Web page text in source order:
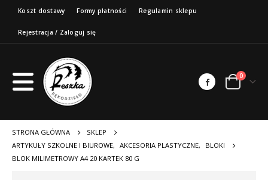
Koszt dostawy Formy płatności Regulamin sklepu
Rejestracja / Zaloguj się
0
STRONA GŁÓWNA
SKLEP
ARTYKUŁY SZKOLNE I BIUROWE, AKCESORIA PLASTYCZNE,
BLOKI
BLOK MILIMETROWY A4 20 KARTEK 80 G